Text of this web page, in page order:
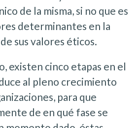
de la misma, si no que es
determinantes en la
sus valores éticos.
existen cinco etapas en el
al pleno crecimiento
para que
de en qué fase se